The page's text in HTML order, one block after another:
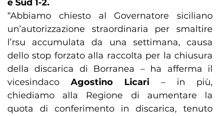
e Sud 1-2.
“Abbiamo chiesto al Governatore siciliano
un’autorizzazione straordinaria per smaltire
l’rsu accumulata da una settimana, causa
dello stop forzato alla raccolta per la chiusura
della discarica di Borranea – ha afferma il
vicesindacoAgostino Licari – in più,
chiediamo alla Regione di aumentare la
quota di conferimento in discarica, tenuto